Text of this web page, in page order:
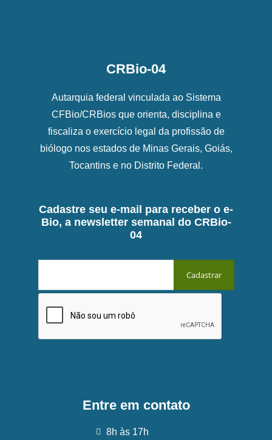
CRBio-04
Autarquia federal vinculada ao Sistema
CFBio/CRBios que orienta, disciplina e
fiscaliza o exercício legal da profissão de
biólogo nos estados de Minas Gerais, Goiás,
Tocantins e no Distrito Federal.
Cadastre seu e-mail para receber o e-
Bio, a newsletter semanal do CRBio-
04
Entre em contato
8h às 17h